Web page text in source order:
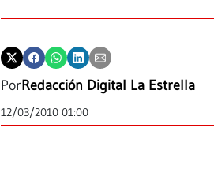
PorRedacción Digital La Estrella
12/03/2010 01:00